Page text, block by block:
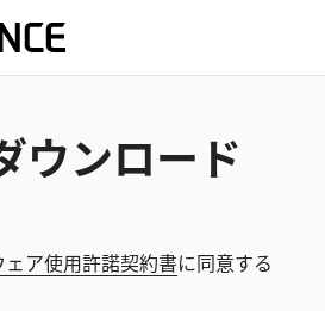
ウンロード
ェア使用許諾契約書に同意する